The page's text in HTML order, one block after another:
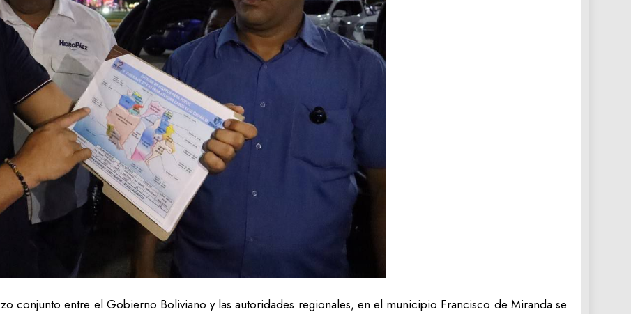
conjunto entre el Gobierno Boliviano y las autoridades regionales, en el municipio Francisco de Miranda se